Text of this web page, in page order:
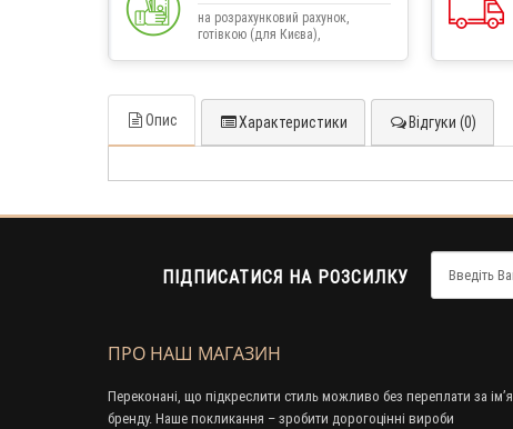
на розрахунковий рахунок,
готівкою (для Києва),
Опис Характеристики Відгуки (0)
ПІДПИСАТИСЯ НА РОЗСИЛКУ
ПРО НАШ МАГАЗИН
Переконані, що підкреслити стиль можливо без переплати за ім’я
бренду. Наше покликання – зробити дорогоцінні вироби